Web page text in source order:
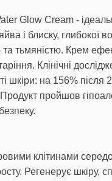
Glow Cream -
і блиску, глибокої
та тьмяністю. Крем
Клінічні
шкіри: на 156% після
пройшов
клітинами
Регенерує шкіру,